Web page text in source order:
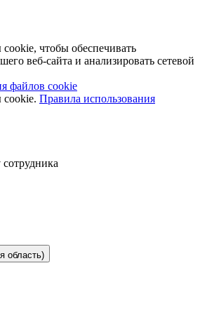
чтобы обеспечивать
веб-сайта и анализировать сетевой
файлов cookie
Правила использования
область)